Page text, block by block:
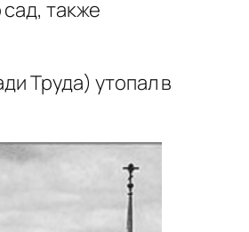
также
Труда) утопал в